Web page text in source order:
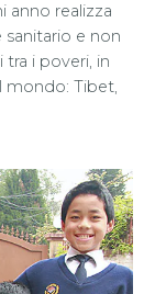
anno realizza
e non
i poveri, in
mondo: Tibet,